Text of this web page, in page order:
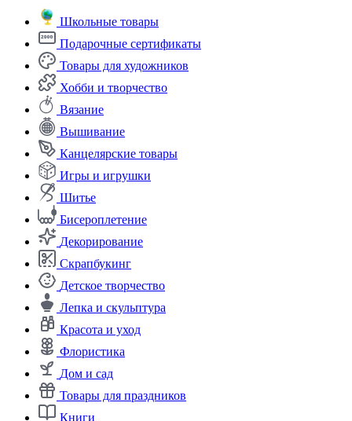
Школьные товары
Подарочные сертификаты
Товары для художников
Хобби и творчество
Вязание
Вышивание
Канцелярские товары
Игры и игрушки
Шитье
Бисероплетение
Декорирование
Скрапбукинг
Детское творчество
Лепка и скульптура
Красота и уход
Флористика
Дом и сад
Товары для праздников
Книги